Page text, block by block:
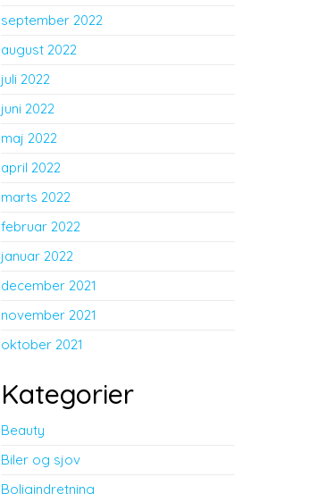
september 2022
august 2022
juli 2022
juni 2022
maj 2022
april 2022
marts 2022
februar 2022
januar 2022
december 2021
november 2021
oktober 2021
Kategorier
Beauty
Biler og sjov
Boligindretning